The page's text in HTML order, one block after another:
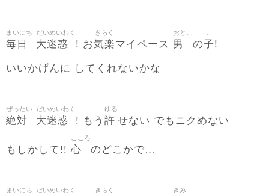
毎日
まいにち
大迷惑
だいめいわく
! お気楽
きらく
マイペース 男
おとこ
の子
こ
!
いいかげんに してくれないかな
絶対
ぜったい
大迷惑
だいめいわく
! もう 許
ゆる
せない でもニクめない
もしかして!! 心
こころ
のどこかで…
まいにち だいめいわく きらく きみ